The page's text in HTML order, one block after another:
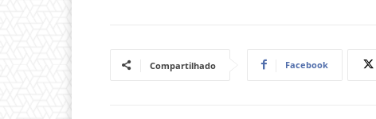
Compartilhado Facebook